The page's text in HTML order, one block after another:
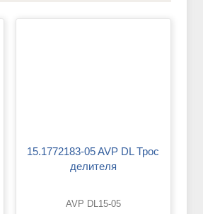
15.1772183-05 AVP DL Трос
делителя
AVP DL15-05